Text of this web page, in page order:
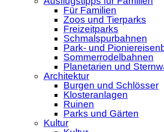
Für Familien
Zoos und Tierparks
Freizeitparks
Schmalspurbahnen
Park- und
Sommerrodelbahnen
Planetarien und
Architektur
Burgen und Schlösser
Klosteranlagen
Ruinen
Parks und Gärten
Kultur